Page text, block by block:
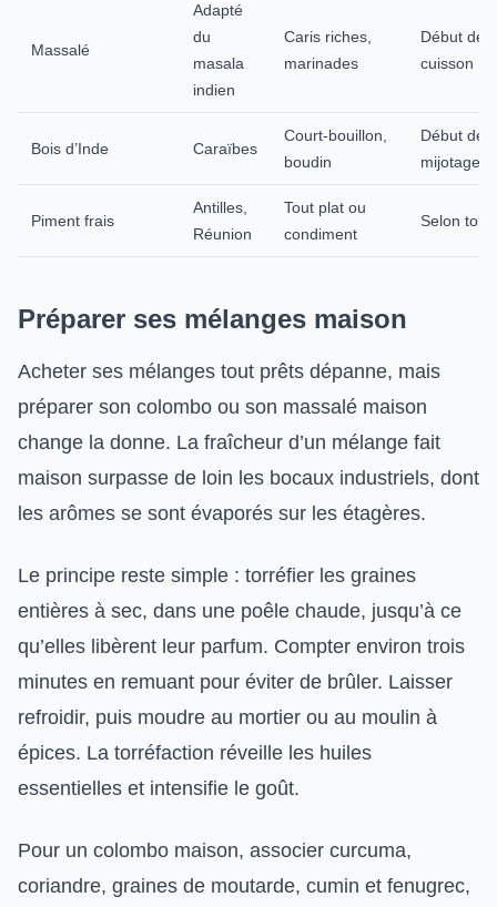
Massalé
Adapté
du
masala
indien
Caris riches,
marinades
Début de
cuisson
Bois d’Inde Caraïbes
Court-bouillon,
boudin
Début de
mijotage
Piment frais
Antilles,
Réunion
Tout plat ou
condiment
Selon
Préparer ses mélanges maison
Acheter ses mélanges tout prêts dépanne, mais
préparer son colombo ou son massalé maison
change la donne. La fraîcheur d’un mélange fait
maison surpasse de loin les bocaux industriels, dont
les arômes se sont évaporés sur les étagères.
Le principe reste simple : torréfier les graines
entières à sec, dans une poêle chaude, jusqu’à ce
qu’elles libèrent leur parfum. Compter environ trois
minutes en remuant pour éviter de brûler. Laisser
refroidir, puis moudre au mortier ou au moulin à
épices. La torréfaction réveille les huiles
essentielles et intensifie le goût.
Pour un colombo maison, associer curcuma,
coriandre, graines de moutarde, cumin et fenugrec,